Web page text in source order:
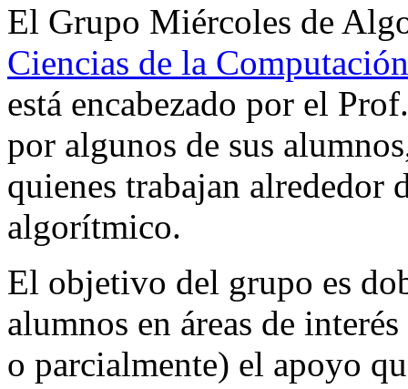
El Grupo Miércoles de
Ciencias de la
está encabezado por el
por algunos de sus
quienes trabajan alrededor
algorítmico.
El objetivo del grupo es
alumnos en áreas de
o parcialmente) el apoyo